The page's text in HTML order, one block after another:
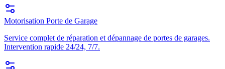
Motorisation Porte de Garage
Service complet de réparation et dépannage de portes de garages.
Intervention rapide 24/24, 7/7.